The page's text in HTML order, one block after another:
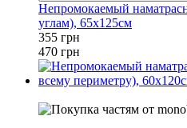
Непромокаемый
углам), 65х125см
355 грн
470 грн